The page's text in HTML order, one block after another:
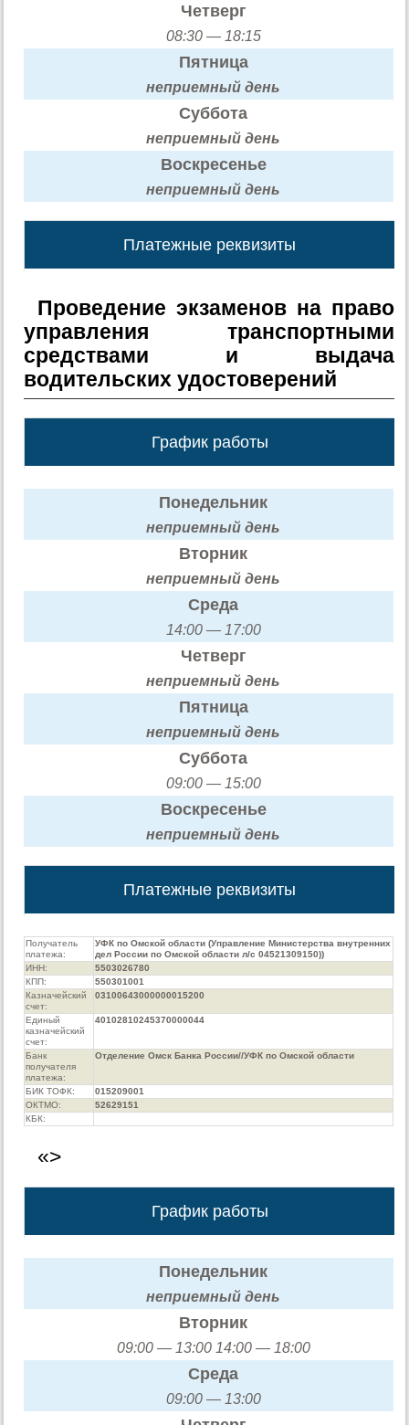
Четверг
08:30 — 18:15
Пятница
неприемный день
Суббота
неприемный день
Воскресенье
неприемный день
Платежные реквизиты
Проведение экзаменов на право
управления транспортными
средствами и выдача
водительских удостоверений
График работы
Понедельник
неприемный день
Вторник
неприемный день
Среда
14:00 — 17:00
Четверг
неприемный день
Пятница
неприемный день
Суббота
09:00 — 15:00
Воскресенье
неприемный день
Платежные реквизиты
Получатель
платежа:
УФК по Омской области (Управление Министерства внутренних
дел России по Омской области л/с 04521309150))
ИНН:
5503026780
КПП:
550301001
Казначейский
счет:
03100643000000015200
Единый
казначейский
счет:
40102810245370000044
Банк
получателя
платежа:
Отделение Омск Банка России//УФК по Омской области
БИК ТОФК:
015209001
ОКТМО:
52629151
КБК:
«>
График работы
Понедельник
неприемный день
Вторник
09:00 — 13:00 14:00 — 18:00
Среда
09:00 — 13:00